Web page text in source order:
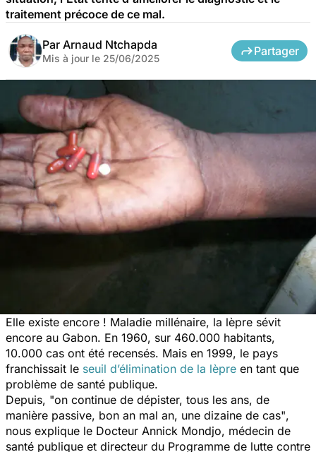
traitement précoce de ce mal.
Par Arnaud Ntchapda
Mis à jour le 25/06/2025
Partager
Elle existe encore ! Maladie millénaire, la lèpre sévit
encore au Gabon. En 1960, sur 460.000 habitants,
10.000 cas ont été recensés. Mais en 1999, le pays
franchissait le seuil d’élimination de la lèpre en tant que
problème de santé publique.
Depuis, "on continue de dépister, tous les ans, de
manière passive, bon an mal an, une dizaine de cas",
nous explique le Docteur Annick Mondjo, médecin de
santé publique et directeur du Programme de lutte contre